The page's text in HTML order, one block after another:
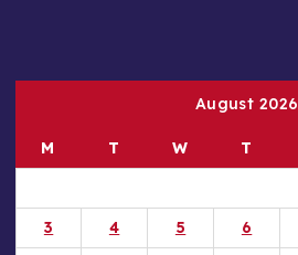
August 2026
M T W T
3
4 5 6